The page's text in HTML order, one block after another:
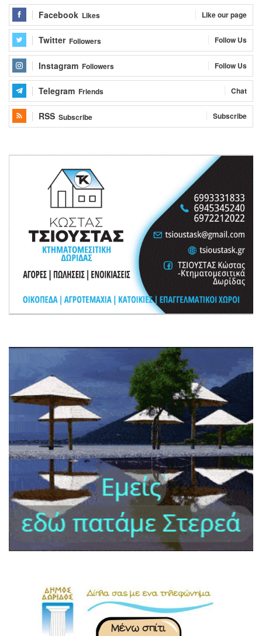
Facebook Likes Like our page
Twitter Followers Follow Us
Instagram Followers Follow Us
Telegram Friends Chat
RSS Subscribe Subscribe